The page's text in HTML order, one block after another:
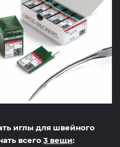
иглы для швейного
всего 3 вещи: